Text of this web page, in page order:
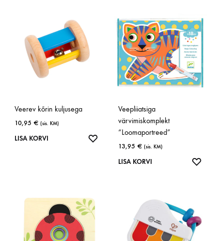
Veerev kõrin kuljusega
10,95 € (sis. KM)
LISA KORVI
SOOVINIMEKIRJA
Veepliiatsiga
värvimiskomplekt
“Loomaportreed”
13,95 € (sis. KM)
LISA KORVI